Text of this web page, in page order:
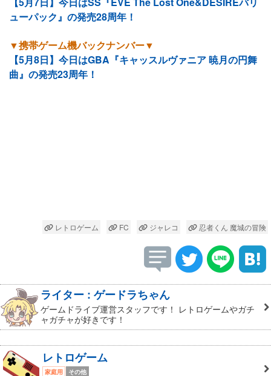
ューパック』の発売28周年！
▼携帯ゲーム機バックナンバー▼
【5月8日】今日はGBA『キャッスルヴァニア 暁月の円舞
曲』の発売23周年！
レトロゲーム FC ジャレコ 忍者くん 魔城の冒険
ライター : ゲードラちゃん
ゲームドライブ運営スタッフです！ レトロゲームやガチ
ャガチャが好きです！
レトロゲーム
家庭用 その他